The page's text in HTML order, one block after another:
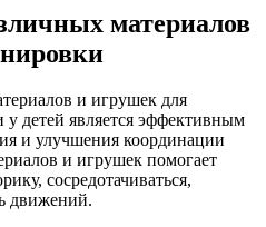
материалов
и игрушек для
детей является эффективным
и улучшения координации
и игрушек помогает
сосредотачиваться,
движений.